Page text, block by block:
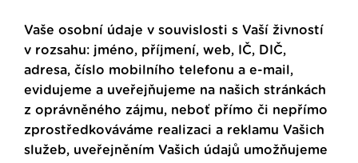
Vaše osobní údaje v souvislosti s Vaší živností
v rozsahu: jméno, příjmení, web, IČ, DIČ,
adresa, číslo mobilního telefonu a e-mail,
evidujeme a uveřejňujeme na našich stránkách
z oprávněného zájmu, neboť přímo či nepřímo
zprostředkováváme realizaci a reklamu Vašich
služeb, uveřejněním Vašich údajů umožňujeme